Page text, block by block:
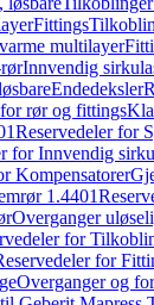
Fittings
multilayer
Innvendig
Endedeksler
rør og fittings
Reservedeler for
for Innvendig
Kompensatorer
1.4401
Overganger
for
for
Overganger og